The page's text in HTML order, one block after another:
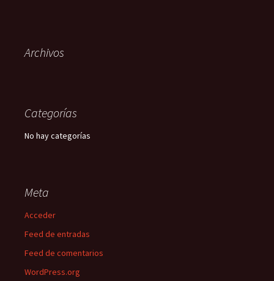
Archivos
Categorías
No hay categorías
Meta
Acceder
Feed de entradas
Feed de comentarios
WordPress.org